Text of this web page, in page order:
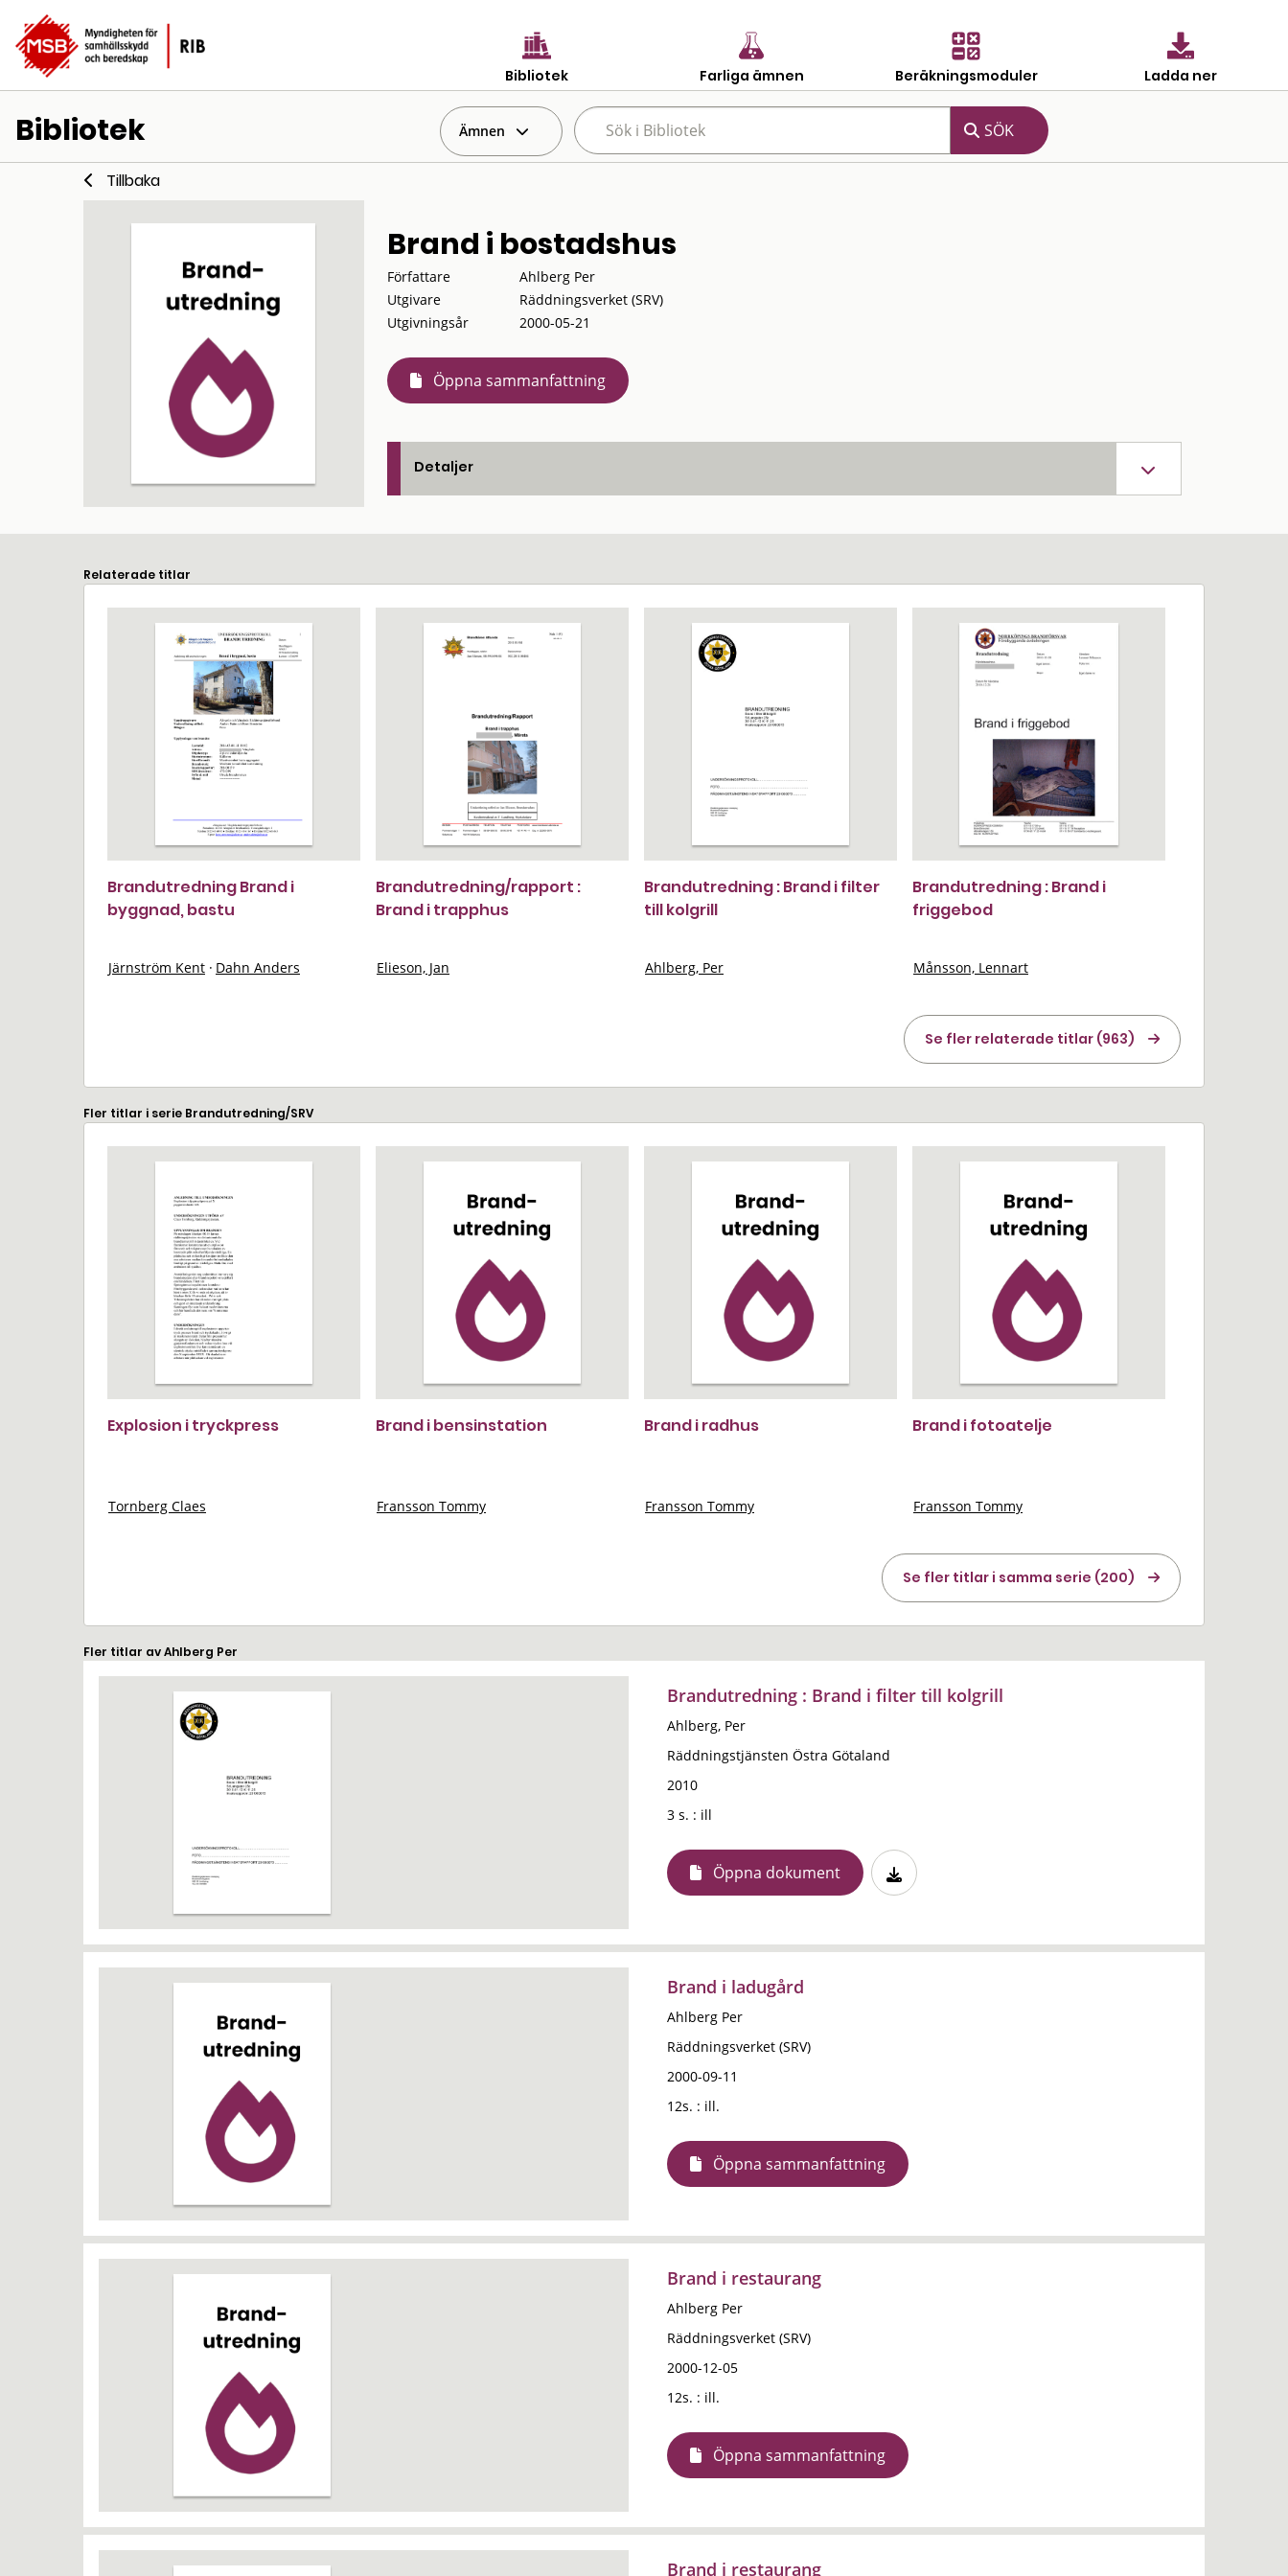
Bibliotek Farliga ämnen Beräkningsmoduler Ladda ner
Bibliotek Ämnen
Tillbaka
Brand i bostadshus
Författare
Ahlberg Per
Utgivare
Räddningsverket (SRV)
Utgivningsår
2000-05-21
Öppna sammanfattning
Detaljer
Relaterade titlar
Brandutredning Brand i
byggnad, bastu
Järnström Kent · Dahn Anders
Brandutredning/rapport :
Brand i trapphus
Elieson, Jan
Brandutredning : Brand i filter
till kolgrill
Ahlberg, Per
Brandutredning : Brand i
friggebod
Månsson, Lennart
Se fler relaterade titlar (963)
Fler titlar i serie Brandutredning/SRV
Explosion i tryckpress
Tornberg Claes
Brand i bensinstation
Fransson Tommy
Brand i radhus
Fransson Tommy
Brand i fotoatelje
Fransson Tommy
Se fler titlar i samma serie (200)
Fler titlar av Ahlberg Per
Brandutredning : Brand i filter till kolgrill
Ahlberg, Per
Räddningstjänsten Östra Götaland
2010
3 s. : ill
Öppna dokument
Brand i ladugård
Ahlberg Per
Räddningsverket (SRV)
2000-09-11
12s. : ill.
Öppna sammanfattning
Brand i restaurang
Ahlberg Per
Räddningsverket (SRV)
2000-12-05
12s. : ill.
Öppna sammanfattning
Brand i restaurang